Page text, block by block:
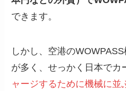
できます。
しかし、空港の
が多く、せっかく日本でカ
ャージするために機械に並